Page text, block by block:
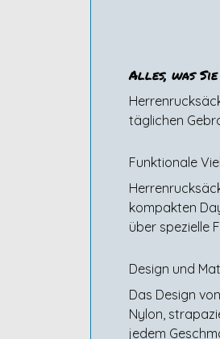
Alles, was Sie
täglichen
Funktionale
kompakten
über spezielle
Design und
Das Design
Nylon,
jedem